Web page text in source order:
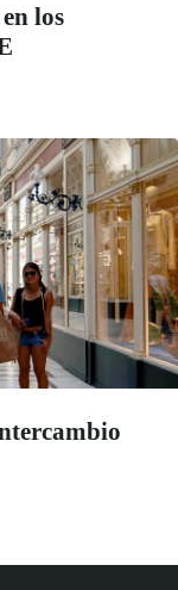
los